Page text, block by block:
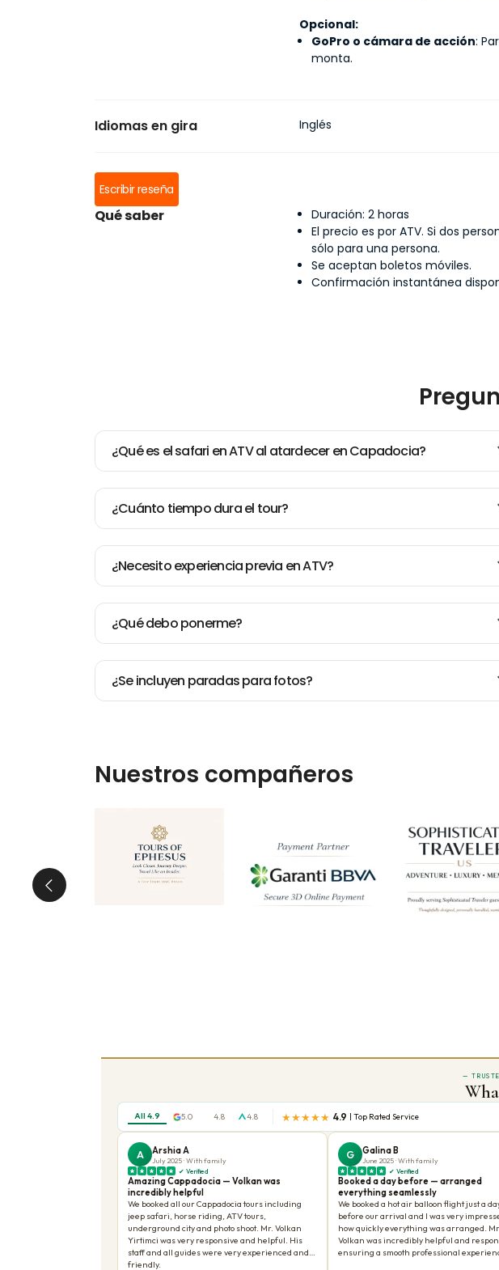
Opcional:
GoPro o cámara de acción:
monta.
Idiomas en gira Inglés
Escribir reseña
Qué saber
Duración: 2 horas
El precio es por ATV. Si dos
sólo para una persona.
Se aceptan boletos móviles.
Confirmación instantánea
¿Qué es el safari en ATV al atardecer en Capadocia?
¿Cuánto tiempo dura el tour?
¿Necesito experiencia previa en ATV?
¿Qué debo ponerme?
¿Se incluyen paradas para fotos?
Nuestros compañeros